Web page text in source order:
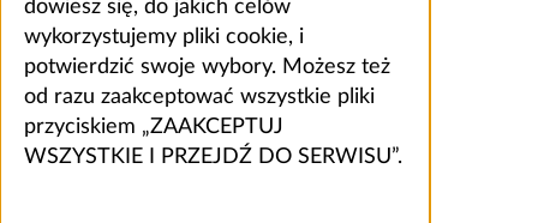
dowiesz się, do jakich celów
wykorzystujemy pliki cookie, i
potwierdzić swoje wybory. Możesz też
od razu zaakceptować wszystkie pliki
przyciskiem „ZAAKCEPTUJ
WSZYSTKIE I PRZEJDŹ DO SERWISU”.